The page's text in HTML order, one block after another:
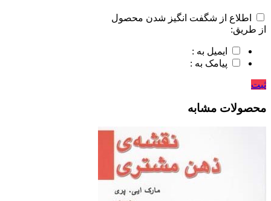
اطلاع از شگفت انگیز شدن محصول
از طریق:
ایمیل به :
پیامک به :
ثبت
محصولات مشابه